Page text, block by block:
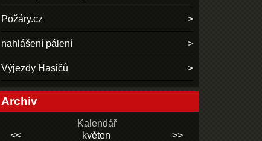
Požáry.cz
nahlášení pálení
Výjezdy Hasičů
Archiv
Kalendář
<<
květen
>>